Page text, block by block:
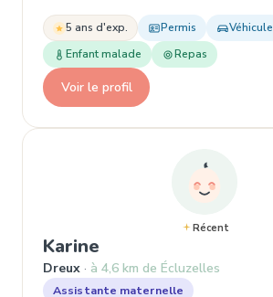
5 ans d'exp. Permis Véhicule
Enfant malade
Repas
Voir le profil
Récent
Karine
Dreux à 4,6 km de Écluzelles
Assistante maternelle